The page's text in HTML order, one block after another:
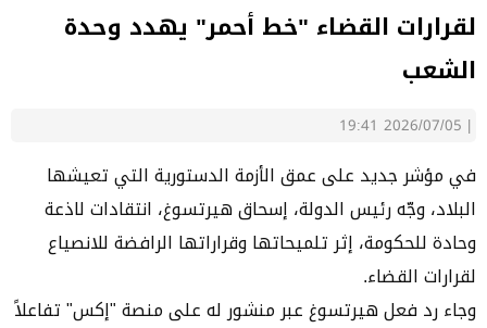
لقرارات القضاء "خط أحمر" يهدد وحدة
الشعب
|
2026/07/05 19:41
في مؤشر جديد على عمق الأزمة الدستورية التي تعيشها
البلاد، وجّه رئيس الدولة، إسحاق هيرتسوغ، انتقادات لاذعة
وحادة للحكومة، إثر تلميحاتها وقراراتها الرافضة للانصياع
لقرارات القضاء.
وجاء رد فعل هيرتسوغ عبر منشور له على منصة "إكس" تفاعلاً